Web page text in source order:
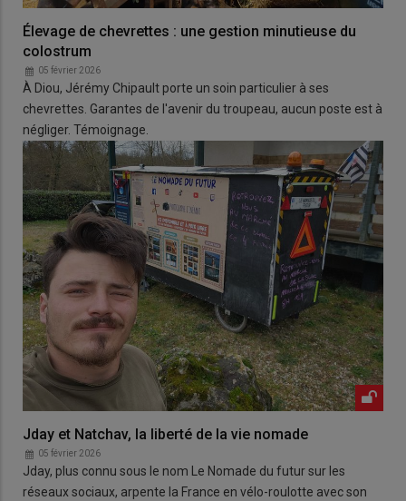
Élevage de chevrettes : une gestion minutieuse du
colostrum
05 février 2026
À Diou, Jérémy Chipault porte un soin particulier à ses
chevrettes. Garantes de l'avenir du troupeau, aucun poste est à
négliger. Témoignage.
Jday et Natchav, la liberté de la vie nomade
05 février 2026
Jday, plus connu sous le nom Le Nomade du futur sur les
réseaux sociaux, arpente la France en vélo-roulotte avec son